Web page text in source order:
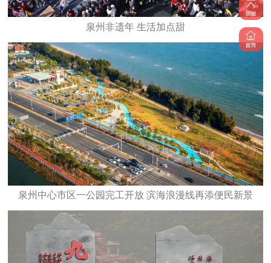
泉州非遗年 生活加点甜
泉州中心市区一公园完工开放 滨海浪漫线再添便民新景